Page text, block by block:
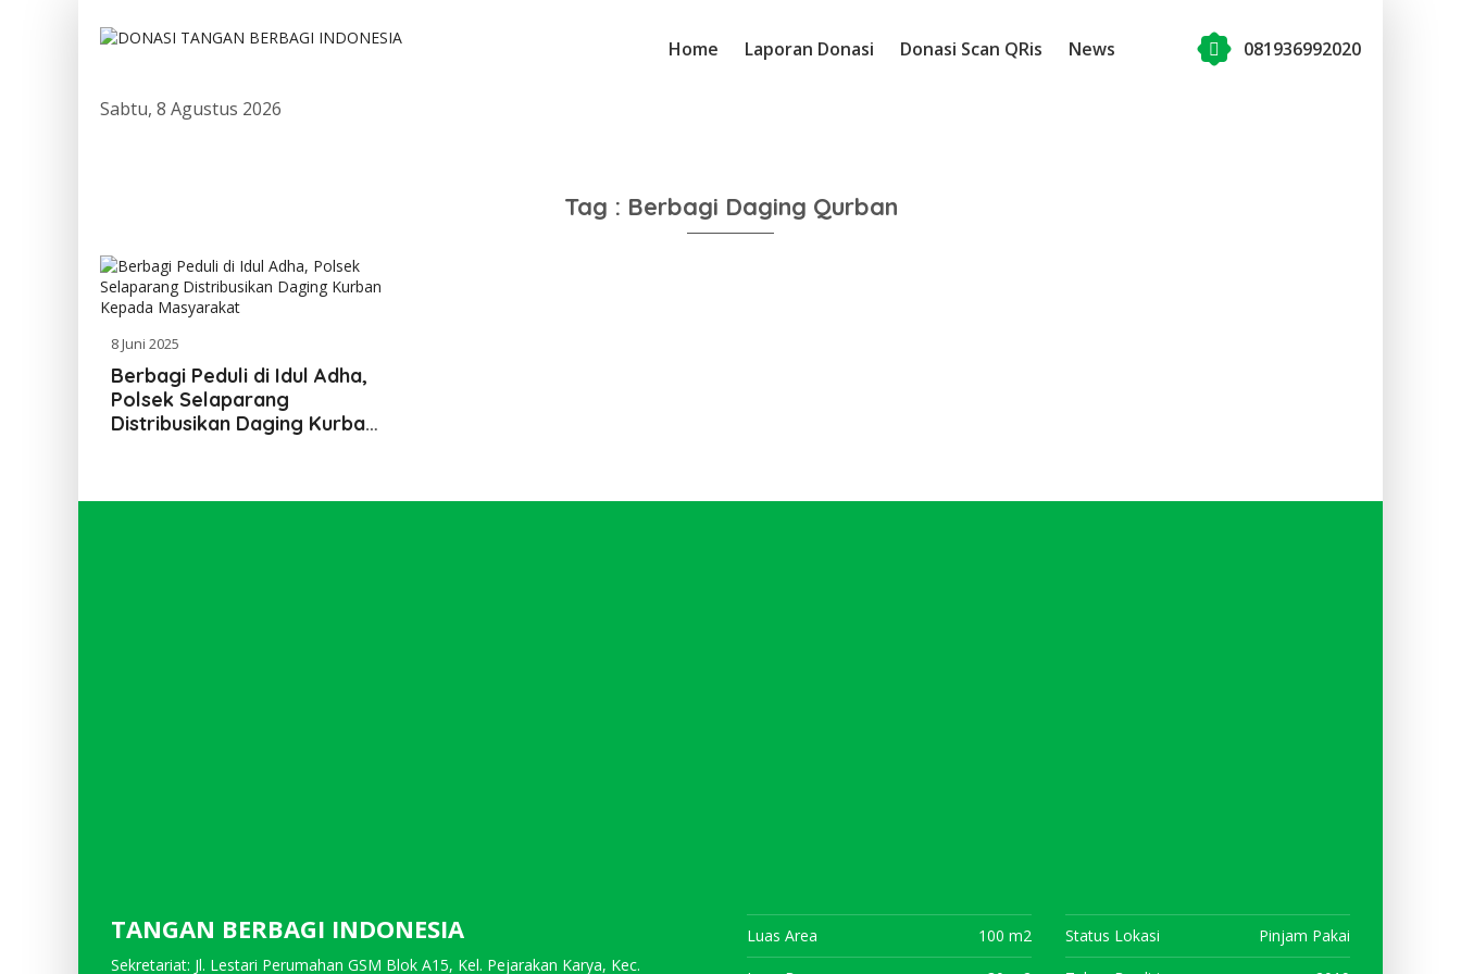
Home Laporan Donasi Donasi Scan QRis News 081936992020
Sabtu, 8 Agustus 2026
Tag : Berbagi Daging Qurban
8 Juni 2025
Berbagi Peduli di Idul Adha,
Polsek Selaparang
Distribusikan Daging Kurban
TANGAN BERBAGI INDONESIA
Sekretariat: Jl. Lestari Perumahan GSM Blok A15, Kel. Pejarakan Karya, Kec.
Luas Area 100 m2 Status Lokasi Pinjam Pakai